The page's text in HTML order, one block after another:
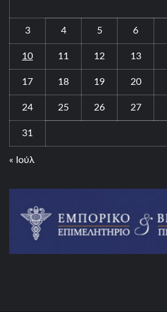
3 4 5 6
10 11 12 13
17 18 19 20
24 25 26 27
31
« Ιούλ